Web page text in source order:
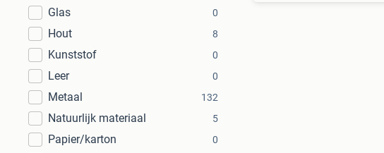
Glas 0
Hout 8
Kunststof 0
Leer 0
Metaal 132
Natuurlijk materiaal 5
Papier/karton 0